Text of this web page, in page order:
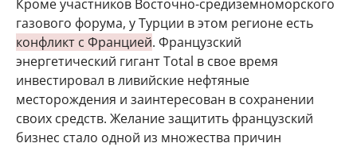
Кроме участников Восточно-средиземноморского
газового форума, у Турции в этом регионе есть
конфликт с Францией. Французский
энергетический гигант Total в свое время
инвестировал в ливийские нефтяные
месторождения и заинтересован в сохранении
своих средств. Желание защитить французский
бизнес стало одной из множества причин